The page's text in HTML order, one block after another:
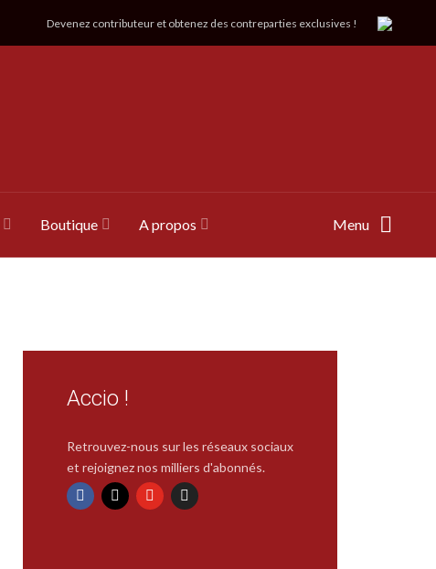
Devenez contributeur et obtenez des contreparties exclusives !
Boutique A propos Menu
Accio !
Retrouvez-nous sur les réseaux sociaux
et rejoignez nos milliers d'abonnés.